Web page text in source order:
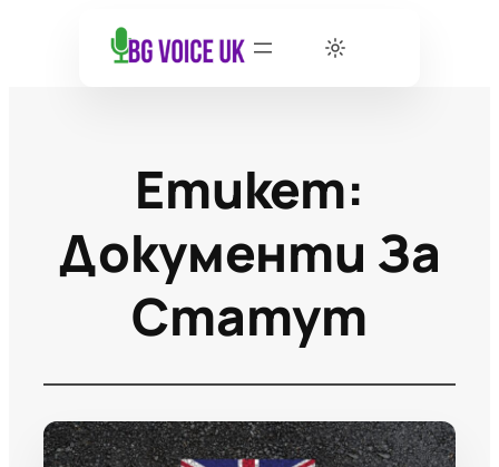
Етикет:
Документи За
Статут